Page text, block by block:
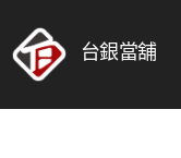
台銀當舖